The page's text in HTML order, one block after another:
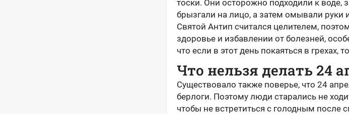
тоски. Они осторожно подходили к воде,
брызгали на лицо, а затем омывали руки
Святой Антип считался целителем,
здоровье и избавлении от болезней,
что если в этот день покаяться в грехах,
Что нельзя делать 24
Существовало также поверье, что 24
берлоги. Поэтому люди старались не
чтобы не встретиться с голодным после